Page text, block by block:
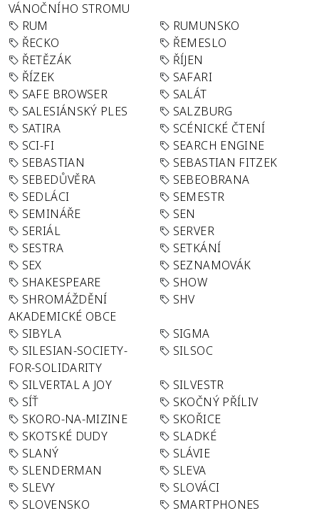
VÁNOČNÍHO STROMU
RUM
RUMUNSKO
ŘECKO
ŘEMESLO
ŘETĚZÁK
ŘÍJEN
ŘÍZEK
SAFARI
SAFE BROWSER
SALÁT
SALESIÁNSKÝ PLES
SALZBURG
SATIRA
SCÉNICKÉ ČTENÍ
SCI-FI
SEARCH ENGINE
SEBASTIAN
SEBASTIAN FITZEK
SEBEDŮVĚRA
SEBEOBRANA
SEDLÁCI
SEMESTR
SEMINÁŘE
SEN
SERIÁL
SERVER
SESTRA
SETKÁNÍ
SEX
SEZNAMOVÁK
SHAKESPEARE
SHOW
SHROMÁŽDĚNÍ
AKADEMICKÉ OBCE
SHV
SIBYLA
SIGMA
SILESIAN-SOCIETY-
FOR-SOLIDARITY
SILSOC
SILVERTAL A JOY
SILVESTR
SÍŤ
SKOČNÝ PŘÍLIV
SKORO-NA-MIZINE
SKOŘICE
SKOTSKÉ DUDY
SLADKÉ
SLANÝ
SLÁVIE
SLENDERMAN
SLEVA
SLEVY
SLOVÁCI
SLOVENSKO
SMARTPHONES